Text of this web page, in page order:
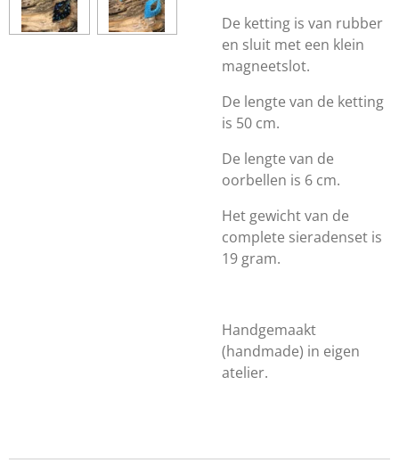
De ketting is van rubber
en sluit met een klein
magneetslot.
De lengte van de ketting
is 50 cm.
De lengte van de
oorbellen is 6 cm.
Het gewicht van de
complete sieradenset is
19 gram.
Handgemaakt
(handmade) in eigen
atelier.